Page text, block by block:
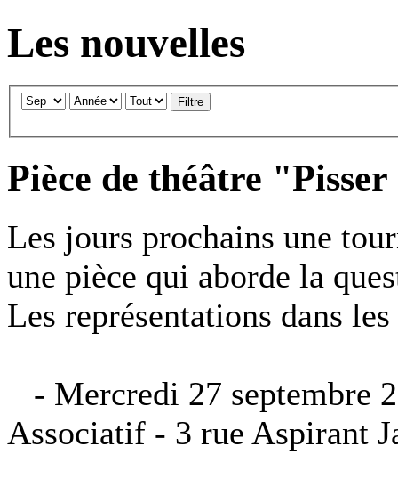
Les nouvelles
Filtre
Pièce de théâtre
Les jours prochains une
une pièce qui aborde la
Les représentations dans
- Mercredi 27 septembre
Associatif - 3 rue Aspirant